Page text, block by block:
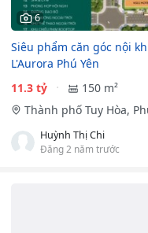
6
Siêu phẩm căn góc nội
L'Aurora Phú Yên
11.3 tỷ
150 m²
Thành phố Tuy Hòa,
Huỳnh Thị Chi
Đăng 2 năm trước